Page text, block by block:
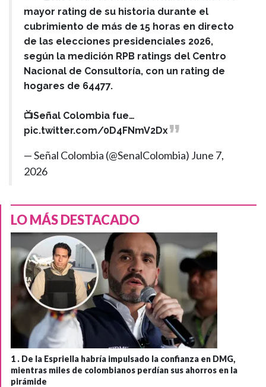
mayor rating de su historia durante el
cubrimiento de más de 15 horas en directo
de las elecciones presidenciales 2026,
según la medición RPB ratings del Centro
Nacional de Consultoría, con un rating de
hogares de 64477.
📺Señal Colombia fue…
pic.twitter.com/0D4FNmV2Dx
— Señal Colombia (@SenalColombia) June 7,
2026
LO MÁS DESTACADO
1 . De la Espriella habría impulsado la confianza en DMG,
mientras miles de colombianos perdían sus ahorros en la
pirámide